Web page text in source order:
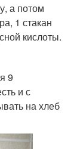
а потом
1 стакан
кислоты.
9
и с
на хлеб